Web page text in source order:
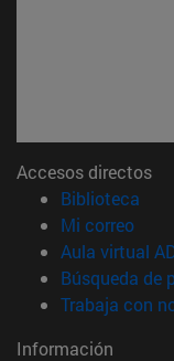
Accesos directos
Biblioteca
Mi correo
Aula virtual
Búsqueda de
Trabaja con
Información